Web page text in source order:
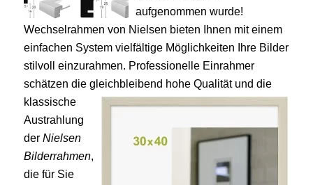
aufgenommen wurde!
Wechselrahmen von Nielsen bieten Ihnen mit einem
einfachen System vielfältige Möglichkeiten Ihre Bilder
stilvoll einzurahmen. Professionelle Einrahmer
schätzen die gleichbleibend hohe Qualität und die
klassische
Austrahlung
der Nielsen
Bilderrahmen,
die für Sie